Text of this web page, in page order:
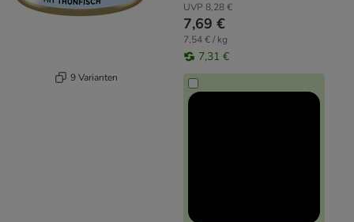
9 Varianten
UVP 8,28 €
7,69 €
7,54 € / kg
7,31 €